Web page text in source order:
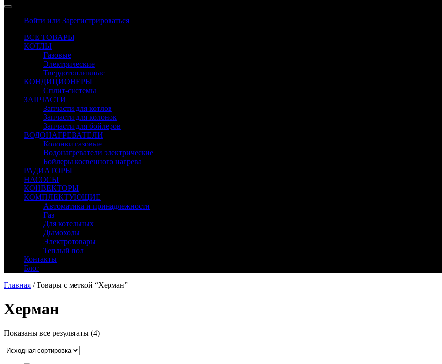
Войти или Зарегистрироваться
ВСЕ ТОВАРЫ
КОТЛЫ
Газовые
Электрические
Твердотопливные
КОНДИЦИОНЕРЫ
Сплит-системы
ЗАПЧАСТИ
Запчасти для котлов
Запчасти для колонок
Запчасти для бойлеров
ВОДОНАГРЕВАТЕЛИ
Колонки газовые
Водонагреватели электрические
Бойлеры косвенного нагрева
РАДИАТОРЫ
НАСОСЫ
КОНВЕКТОРЫ
КОМПЛЕКТУЮЩИЕ
Автоматика и принадлежности
Газ
Для котельных
Дымоходы
Электротовары
Теплый пол
Контакты
Блог
Главная / Товары с меткой “Херман”
Херман
Показаны все результаты (4)